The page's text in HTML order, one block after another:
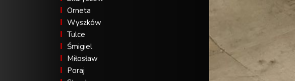
Orneta
Wyszków
Tulce
Śmigiel
Miłosław
Poraj